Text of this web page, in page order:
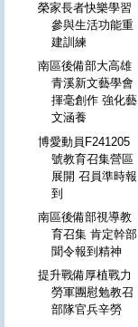
榮家長者快樂學習
參與生活功能重
建訓練
南區後備部大高雄
青溪新文藝學會
揮毫創作 強化藝
文涵養
博愛動員F241205
號教育召集營區
展開 召員準時報
到
南區後備部視導教
育召集 肯定幹部
聞令報到精神
提升戰備厚植戰力
勞軍團慰勉教召
部隊官兵辛勞